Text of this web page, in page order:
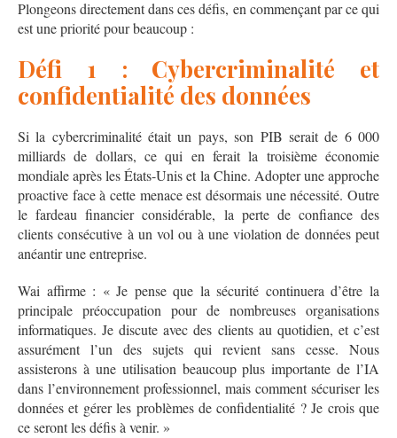
Plongeons directement dans ces défis, en commençant par ce qui
est une priorité pour beaucoup :
Défi 1 : Cybercriminalité et
confidentialité des données
Si la cybercriminalité était un pays, son PIB serait de 6 000
milliards de dollars, ce qui en ferait la troisième économie
mondiale après les États-Unis et la Chine. Adopter une approche
proactive face à cette menace est désormais une nécessité. Outre
le fardeau financier considérable, la perte de confiance des
clients consécutive à un vol ou à une violation de données peut
anéantir une entreprise.
Wai affirme : « Je pense que la sécurité continuera d’être la
principale préoccupation pour de nombreuses organisations
informatiques. Je discute avec des clients au quotidien, et c’est
assurément l’un des sujets qui revient sans cesse. Nous
assisterons à une utilisation beaucoup plus importante de l’IA
dans l’environnement professionnel, mais comment sécuriser les
données et gérer les problèmes de confidentialité ? Je crois que
ce seront les défis à venir. »